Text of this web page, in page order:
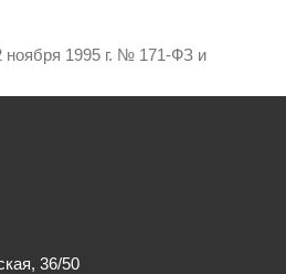
ноября 1995 г. № 171-ФЗ и
36/50